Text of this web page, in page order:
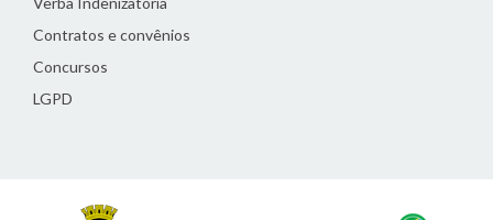
Contratos e convênios
Concursos
LGPD